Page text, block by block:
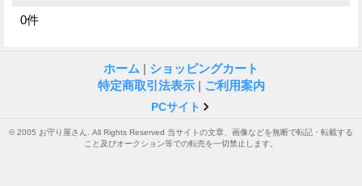
0件
ホーム | ショッピングカート
特定商取引法表示 | ご利用案内
PCサイト
© 2005 お守り屋さん. All Rights Reserved 当サイトの文章、画像などを無断で転記・転載する
こと及びオークション等での転売を一切禁止します。